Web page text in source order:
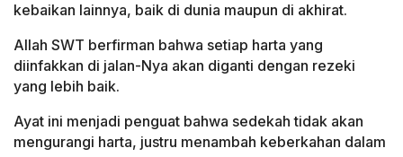
kebaikan lainnya, baik di dunia maupun di akhirat.
Allah SWT berfirman bahwa setiap harta yang
diinfakkan di jalan-Nya akan diganti dengan rezeki
yang lebih baik.
Ayat ini menjadi penguat bahwa sedekah tidak akan
mengurangi harta, justru menambah keberkahan dalam